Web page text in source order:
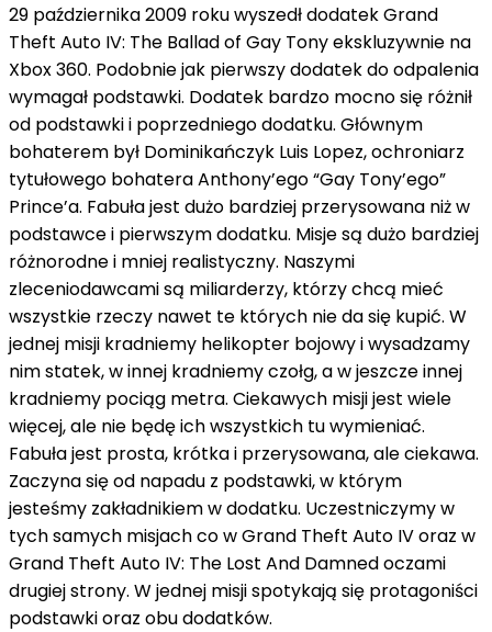
29 października 2009 roku wyszedł dodatek Grand
Theft Auto IV: The Ballad of Gay Tony ekskluzywnie na
Xbox 360. Podobnie jak pierwszy dodatek do odpalenia
wymagał podstawki. Dodatek bardzo mocno się różnił
od podstawki i poprzedniego dodatku. Głównym
bohaterem był Dominikańczyk Luis Lopez, ochroniarz
tytułowego bohatera Anthony’ego “Gay Tony’ego”
Prince’a. Fabuła jest dużo bardziej przerysowana niż w
podstawce i pierwszym dodatku. Misje są dużo bardziej
różnorodne i mniej realistyczny. Naszymi
zleceniodawcami są miliarderzy, którzy chcą mieć
wszystkie rzeczy nawet te których nie da się kupić. W
jednej misji kradniemy helikopter bojowy i wysadzamy
nim statek, w innej kradniemy czołg, a w jeszcze innej
kradniemy pociąg metra. Ciekawych misji jest wiele
więcej, ale nie będę ich wszystkich tu wymieniać.
Fabuła jest prosta, krótka i przerysowana, ale ciekawa.
Zaczyna się od napadu z podstawki, w którym
jesteśmy zakładnikiem w dodatku. Uczestniczymy w
tych samych misjach co w Grand Theft Auto IV oraz w
Grand Theft Auto IV: The Lost And Damned oczami
drugiej strony. W jednej misji spotykają się protagoniści
podstawki oraz obu dodatków.